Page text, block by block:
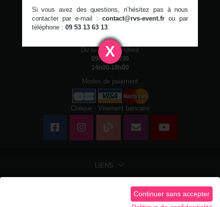
RVS Event- Location & Événements -Chaumontel
09 53 13 63 13
Horaires d'ouvertures
Du lundi au vendredi
09h00-13h00
14h00-18h00
Modes de paiement
Chèque - Virement bancaire
LIENS
X
Si vous avez des questions, n’hésitez pas à nous
contacter par e-mail :contact@rvs-event.fr ou par
téléphone : 09 53 13 63 13.
Continuer sans accepter